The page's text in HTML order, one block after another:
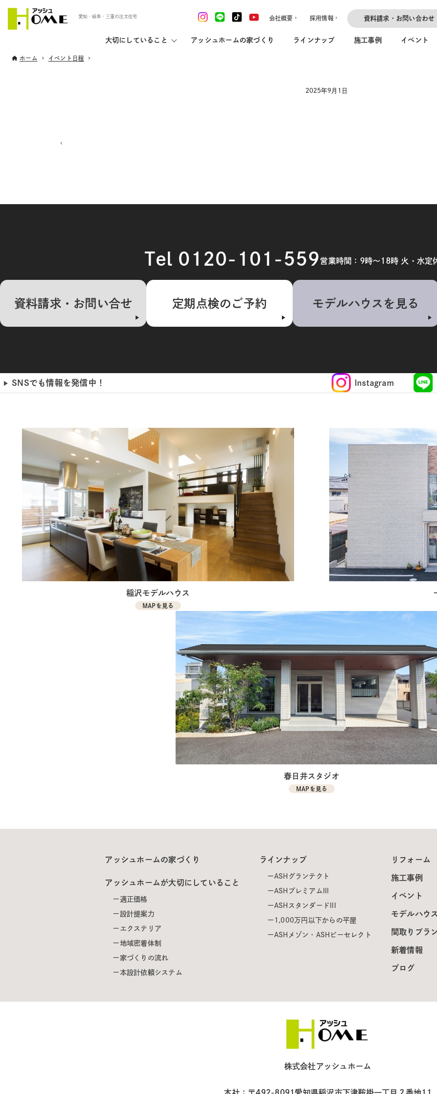
愛知・岐阜・三重の注文住宅 会社概要 採用情報 資料請求・お問い合わせ
大切にしていること アッシュホームの家づくり ラインナップ 施工事例 イベント
ホーム イベント日程
2025年9月1日
Tel 0120-101-559 営業時間：9時～18時 火・水定
資料請求・お問い合せ 定期点検のご予約 モデルハウスを見る
SNSでも情報を発信中！ Instagram
稲沢モデルハウス
MAPを見る
春日井スタジオ
MAPを見る
アッシュホームの家づくり
アッシュホームが大切にしていること
適正価格
設計提案力
エクステリア
地域密着体制
家づくりの流れ
本設計依頼システム
ラインナップ
ASHグランテクト
ASHプレミアムIII
ASHスタンダードIII
1,000万円以下からの平屋
ASHメゾン・ASHビーセレクト
リフォーム
施工事例
イベント
モデルハウ
間取りプラ
新着情報
ブログ
株式会社アッシュホーム